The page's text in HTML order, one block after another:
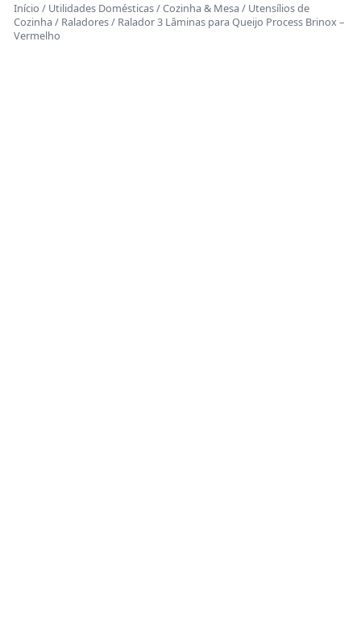
Início / Utilidades Domésticas/Cozinha & Mesa / Utensílios de
Cozinha / Raladores/ Ralador 3 Lâminas para Queijo Process Brinox –
Vermelho